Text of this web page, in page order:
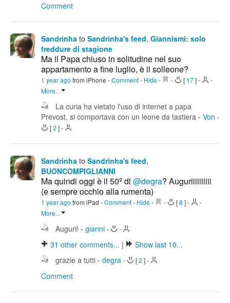
Comment
Sandrinha to Sandrinha's feed, Giannismi: solo
freddure di stagione
Ma il Papa chiuso in solitudine nel suo
appartamento a fine luglio, è il solleone?
1 year ago from iPhone -Comment- Hide - - [ 17]-
-
More...
La curia ha vietato l'uso di internet a papa
Prevost, si comportava con un leone da tastiera - Von -
[2 ]-
Sandrinha to Sandrinha's feed,
BUONCOMPIGLIANNI
Ma quindi oggi è il 50º di @degra? Auguriiiiiiiiii
(e sempre occhio alla rumenta)
1 year ago from iPad -Comment- Hide - - [8 ]-
-
More...
Auguri! - gianni - -
31 other comments... |
Show last 10...
grazie a tutti - degra - [2 ]-
Comment